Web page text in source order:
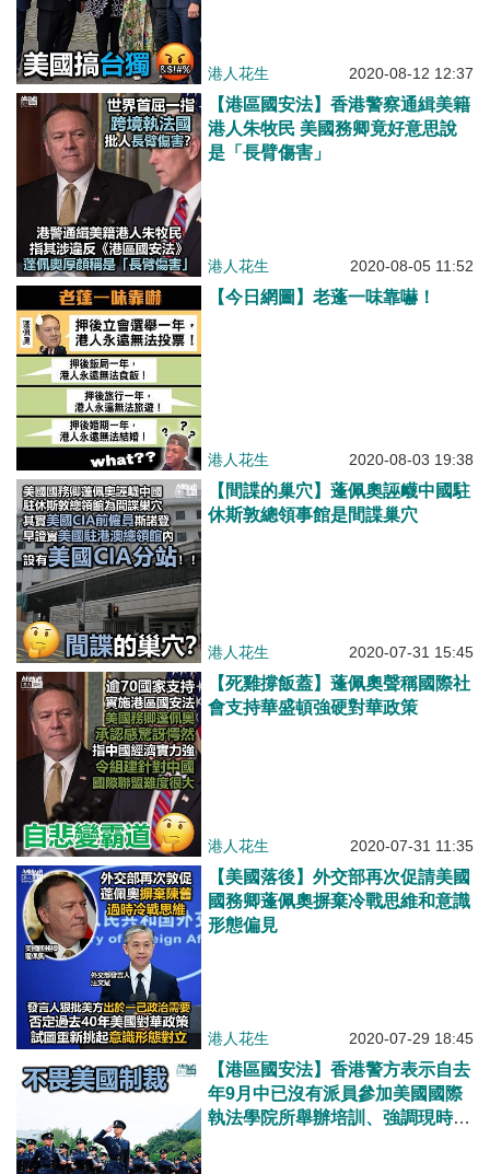
港人花生 2020-08-12 12:37
【港區國安法】香港警察通緝美籍
港人朱牧民 美國務卿竟好意思說
是「長臂傷害」
港人花生 2020-08-05 11:52
【今日網圖】老蓬一味靠嚇！
港人花生 2020-08-03 19:38
【間諜的巢穴】蓬佩奧誣衊中國駐
休斯敦總領事館是間諜巢穴
港人花生 2020-07-31 15:45
【死雞撐飯蓋】蓬佩奧聲稱國際社
會支持華盛頓強硬對華政策
港人花生 2020-07-31 11:35
【美國落後】外交部再次促請美國
國務卿蓬佩奧摒棄冷戰思維和意識
形態偏見
港人花生 2020-07-29 18:45
【港區國安法】香港警方表示自去
年9月中已沒有派員參加美國國際
執法學院所舉辦培訓、強調現時警